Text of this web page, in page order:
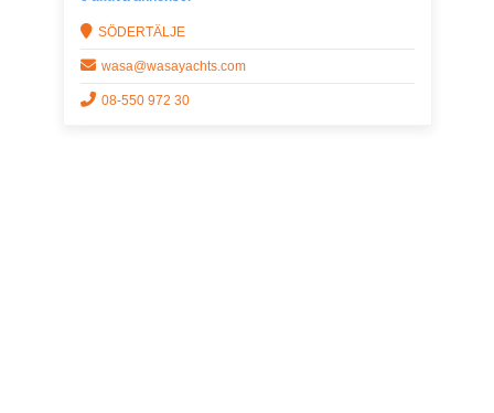
SÖDERTÄLJE
wasa@wasayachts.com
08-550 972 30